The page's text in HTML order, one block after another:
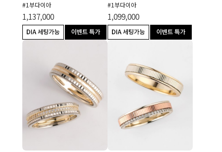
#1부다이아
1,137,000
#1부다이아
1,099,000